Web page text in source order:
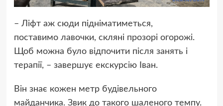
– Ліфт аж сюди підніматиметься,
поставимо лавочки, скляні прозорі огорожі.
Щоб можна було відпочити після занять і
терапії, – завершує екскурсію Іван.
Він знає кожен метр будівельного
майданчика. Звик до такого шаленого темпу.